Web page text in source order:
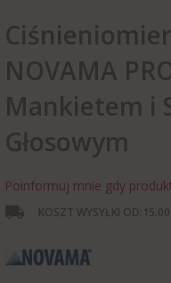
NOVAMA
Mankietem i
Głosowym
Poinformuj mnie gdy
KOSZT WYSYŁKI OD: